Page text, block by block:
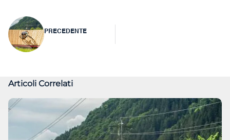
Navigazione
articoli
PRECEDENTE
Articoli Correlati